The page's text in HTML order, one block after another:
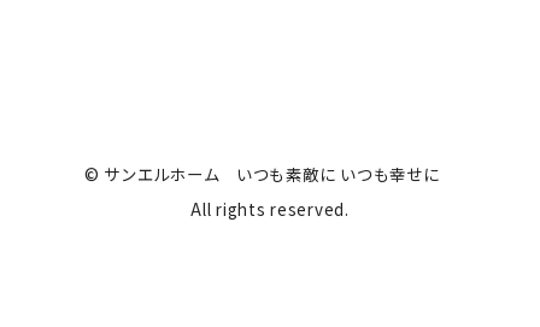
© サンエルホーム いつも素敵に いつも幸せに
All rights reserved.